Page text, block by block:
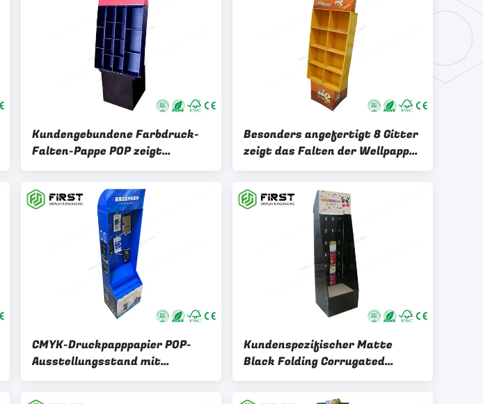
Kundengebundene Farbdruck-
Falten-Pappe POP zeigt
Papierboden-Stand an
Besonders angefertigt 8 Gitter
zeigt das Falten der Wellpappe
POP Boden-Stände für
Supermarkt an
CMYK-Druckpapppapier POP-
Ausstellungsstand mit
Plastikhaken für Telefon-
Zusätze
Kundenspezifischer Matte
Black Folding Corrugated
Cardboard POP zeigt Haken-
Anzeige an